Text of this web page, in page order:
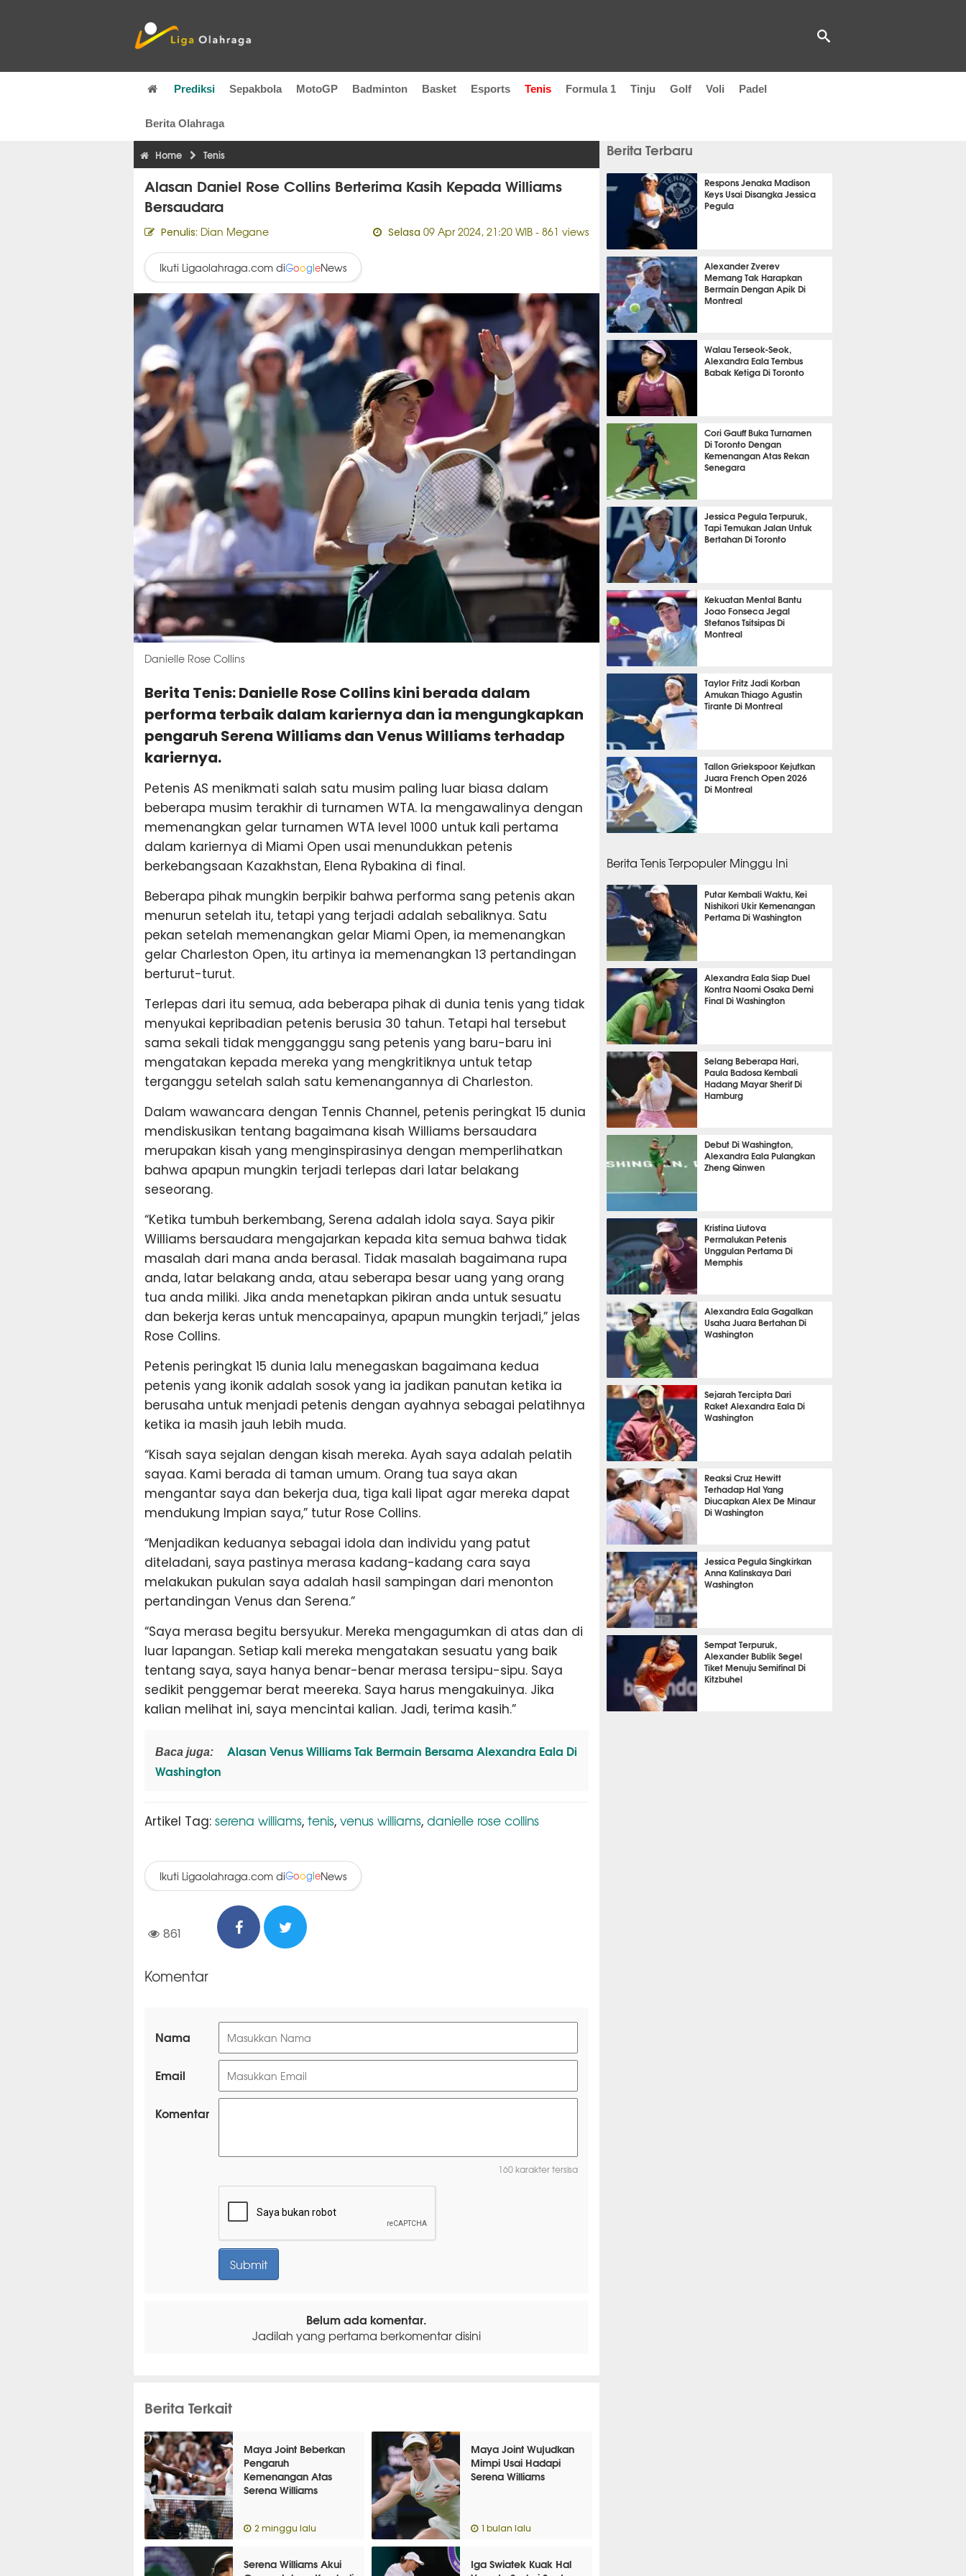
Prediksi Sepakbola MotoGP Badminton Basket Esports Tenis Formula 1 Tinju Golf Voli Padel
Berita Olahraga
Home Tenis
Alasan Daniel Rose Collins Berterima Kasih Kepada Williams
Bersaudara
Penulis: Dian Megane Selasa 09 Apr 2024, 21:20 WIB- 861 views
Ikuti Ligaolahraga.com diGoogleNews
Danielle Rose Collins
Berita Tenis: Danielle Rose Collins kini berada dalam
performa terbaik dalam kariernya dan ia mengungkapkan
pengaruh Serena Williams dan Venus Williams terhadap
kariernya.
Petenis AS menikmati salah satu musim paling luar biasa dalam
beberapa musim terakhir di turnamen WTA. Ia mengawalinya dengan
memenangkan gelar turnamen WTA level 1000 untuk kali pertama
dalam kariernya di Miami Open usai menundukkan petenis
berkebangsaan Kazakhstan, Elena Rybakina di final.
Beberapa pihak mungkin berpikir bahwa performa sang petenis akan
menurun setelah itu, tetapi yang terjadi adalah sebaliknya. Satu
pekan setelah memenangkan gelar Miami Open, ia memenangkan
gelar Charleston Open, itu artinya ia memenangkan 13 pertandingan
berturut-turut.
Terlepas dari itu semua, ada beberapa pihak di dunia tenis yang tidak
menyukai kepribadian petenis berusia 30 tahun. Tetapi hal tersebut
sama sekali tidak mengganggu sang petenis yang baru-baru ini
mengatakan kepada mereka yang mengkritiknya untuk tetap
terganggu setelah salah satu kemenangannya di Charleston.
Dalam wawancara dengan Tennis Channel, petenis peringkat 15 dunia
mendiskusikan tentang bagaimana kisah Williams bersaudara
merupakan kisah yang menginspirasinya dengan memperlihatkan
bahwa apapun mungkin terjadi terlepas dari latar belakang
seseorang.
“Ketika tumbuh berkembang, Serena adalah idola saya. Saya pikir
Williams bersaudara mengajarkan kepada kita semua bahwa tidak
masalah dari mana anda berasal. Tidak masalah bagaimana rupa
anda, latar belakang anda, atau seberapa besar uang yang orang
tua anda miliki. Jika anda menetapkan pikiran anda untuk sesuatu
dan bekerja keras untuk mencapainya, apapun mungkin terjadi,” jelas
Rose Collins.
Petenis peringkat 15 dunia lalu menegaskan bagaimana kedua
petenis yang ikonik adalah sosok yang ia jadikan panutan ketika ia
berusaha untuk menjadi petenis dengan ayahnya sebagai pelatihnya
ketika ia masih jauh lebih muda.
“Kisah saya sejalan dengan kisah mereka. Ayah saya adalah pelatih
sayaa. Kami berada di taman umum. Orang tua saya akan
mengantar saya dan bekerja dua, tiga kali lipat agar mereka dapat
mendukung Impian saya,” tutur Rose Collins.
“Menjadikan keduanya sebagai idola dan individu yang patut
diteladani, saya pastinya merasa kadang-kadang cara saya
melakukan pukulan saya adalah hasil sampingan dari menonton
pertandingan Venus dan Serena.”
“Saya merasa begitu bersyukur. Mereka mengagumkan di atas dan di
luar lapangan. Setiap kali mereka mengatakan sesuatu yang baik
tentang saya, saya hanya benar-benar merasa tersipu-sipu. Saya
sedikit penggemar berat meereka. Saya harus mengakuinya. Jika
kalian melihat ini, saya mencintai kalian. Jadi, terima kasih.”
Baca juga:
Alasan Venus Williams Tak Bermain Bersama Alexandra Eala Di
Washington
Artikel Tag: serena williams, tenis, venus williams, danielle rose collins
Ikuti Ligaolahraga.com diGoogleNews
861
Komentar
Nama
Email
Komentar
160 karakter tersisa
Belum ada komentar.
Jadilah yang pertama berkomentar disini
Berita Terkait
Maya Joint Beberkan
Pengaruh
Kemenangan Atas
Serena Williams
2 minggu lalu
Maya Joint Wujudkan
Mimpi Usai Hadapi
Serena Williams
1 bulan lalu
Serena Williams Akui
Iga Swiatek Kuak Hal
Berita Terbaru
Respons Jenaka Madison
Keys Usai Disangka Jessica
Pegula
4 jam 48 menit lalu
Alexander Zverev
Memang Tak Harapkan
Bermain Dengan Apik Di
Montreal
5 jam 12 menit lalu
Walau Terseok-Seok,
Alexandra Eala Tembus
Babak Ketiga Di Toronto
6 jam 19 menit lalu
Cori Gauff Buka Turnamen
Di Toronto Dengan
Kemenangan Atas Rekan
Senegara
14 jam 58 menit lalu
Jessica Pegula Terpuruk,
Tapi Temukan Jalan Untuk
Bertahan Di Toronto
15 jam 26 menit lalu
Kekuatan Mental Bantu
Joao Fonseca Jegal
Stefanos Tsitsipas Di
Montreal
15 jam 52 menit lalu
Taylor Fritz Jadi Korban
Amukan Thiago Agustin
Tirante Di Montreal
16 jam 29 menit lalu
Tallon Griekspoor Kejutkan
Juara French Open 2026
Di Montreal
Berita Tenis Terpopuler Minggu Ini
Putar Kembali Waktu, Kei
Nishikori Ukir Kemenangan
Pertama Di Washington
TENIS
Alexandra Eala Siap Duel
Kontra Naomi Osaka Demi
Final Di Washington
TENIS
Selang Beberapa Hari,
Paula Badosa Kembali
Hadang Mayar Sherif Di
Hamburg
TENIS
Debut Di Washington,
Alexandra Eala Pulangkan
Zheng Qinwen
TENIS
Kristina Liutova
Permalukan Petenis
Unggulan Pertama Di
Memphis
TENIS
Alexandra Eala Gagalkan
Usaha Juara Bertahan Di
Washington
TENIS
Sejarah Tercipta Dari
Raket Alexandra Eala Di
Washington
TENIS
Reaksi Cruz Hewitt
Terhadap Hal Yang
Diucapkan Alex De Minaur
Di Washington
TENIS
Jessica Pegula Singkirkan
Anna Kalinskaya Dari
Washington
TENIS
Sempat Terpuruk,
Alexander Bublik Segel
Tiket Menuju Semifinal Di
Kitzbuhel